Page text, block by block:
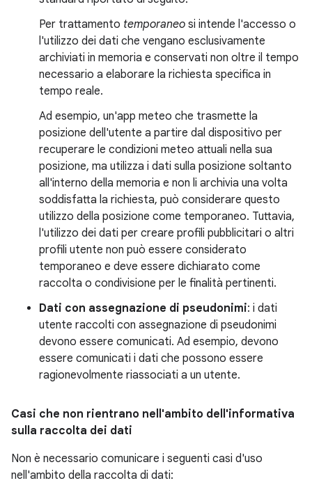
Per trattamento temporaneo si intende l'accesso o
l'utilizzo dei dati che vengano esclusivamente
archiviati in memoria e conservati non oltre il tempo
necessario a elaborare la richiesta specifica in
tempo reale.
Ad esempio, un'app meteo che trasmette la
posizione dell'utente a partire dal dispositivo per
recuperare le condizioni meteo attuali nella sua
posizione, ma utilizza i dati sulla posizione soltanto
all'interno della memoria e non li archivia una volta
soddisfatta la richiesta, può considerare questo
utilizzo della posizione come temporaneo. Tuttavia,
l'utilizzo dei dati per creare profili pubblicitari o altri
profili utente non può essere considerato
temporaneo e deve essere dichiarato come
raccolta o condivisione per le finalità pertinenti.
Dati con assegnazione di pseudonimi: i dati
utente raccolti con assegnazione di pseudonimi
devono essere comunicati. Ad esempio, devono
essere comunicati i dati che possono essere
ragionevolmente riassociati a un utente.
Casi che non rientrano nell'ambito dell'informativa
sulla raccolta dei dati
Non è necessario comunicare i seguenti casi d'uso
nell'ambito della raccolta di dati: